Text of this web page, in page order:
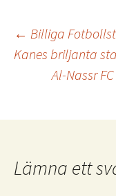
← Billiga
Kanes briljanta
Al-Nassr
Lämna ett